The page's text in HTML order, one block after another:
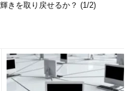
きを取り戻せるか？ (1/2)